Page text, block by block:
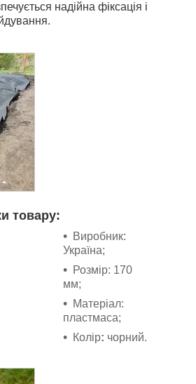
надійна фіксація і
товару:
Виробник:
Україна;
Розмір: 170
мм;
Матеріал:
пластмаса;
Колір: чорний.